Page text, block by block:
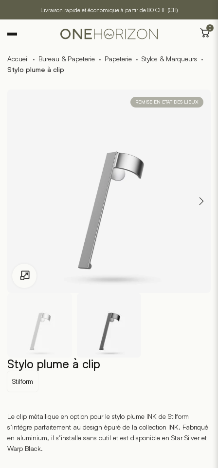
Livraison rapide et économique à partir de 80 CHF (CH)
0
Accueil · Bureau & Papeterie · Papeterie · Stylos & Marqueurs ·
Stylo plume à clip
REMISE EN ÉTAT DES LIEUX
Stylo plume à clip
Stilform
Le clip métallique en option pour le stylo plume INK de Stilform
s’intègre parfaitement au design épuré de la collection INK. Fabriqué
en aluminium, il s’installe sans outil et est disponible en Star Silver et
Warp Black.